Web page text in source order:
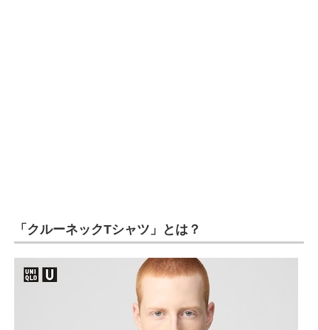
エネルギーの専門メディア
建設×テクノロジーの最前線
ちょっと気になるネットの話題
「クルーネックTシャツ」とは？